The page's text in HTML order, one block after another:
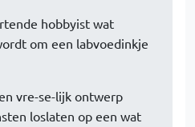
hobbyist wat
om een labvoedinkje
vre-se-lijk ontwerp
loslaten op een wat